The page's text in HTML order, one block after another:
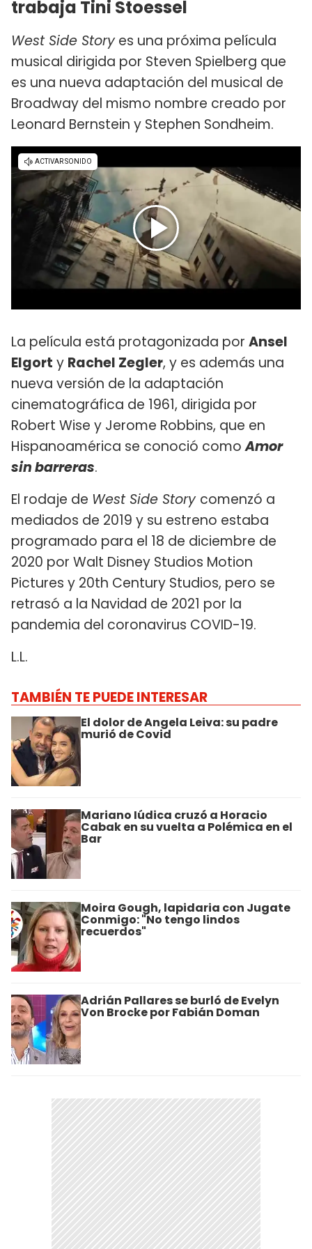
trabaja Tini Stoessel
West Side Storyes una próxima película
musical dirigida por Steven Spielberg que
es una nueva adaptación del musical de
Broadway del mismo nombre creado por
Leonard Bernstein y Stephen Sondheim.
La película está protagonizada por Ansel
Elgort y Rachel Zegler, y es además una
nueva versión de la adaptación
cinematográfica de 1961, dirigida por
Robert Wise y Jerome Robbins, que en
Hispanoamérica se conoció comoAmor
sin barreras.
El rodaje de West Side Story comenzó a
mediados de 2019 y su estreno estaba
programado para el 18 de diciembre de
2020 por Walt Disney Studios Motion
Pictures y 20th Century Studios, pero se
retrasó a la Navidad de 2021 por la
pandemia del coronavirus COVID-19.
L.L.
TAMBIÉN TE PUEDE INTERESAR
El dolor de Angela Leiva: su padre
murió de Covid
Mariano Iúdica cruzó a Horacio
Cabak en su vuelta a Polémica en el
Bar
Moira Gough, lapidaria con Jugate
Conmigo: "No tengo lindos
recuerdos"
Adrián Pallares se burló de Evelyn
Von Brocke por Fabián Doman